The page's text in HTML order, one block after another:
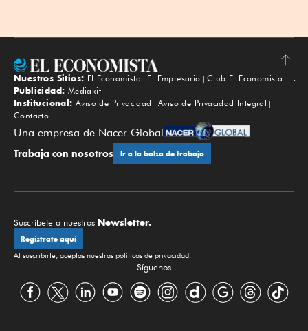
Subir
Nuestros Sitios: El Economista El Empresario
Club El Economista
Publicidad: Mediakit
Institucional: Aviso de Privacidad
Aviso de Privacidad Integral
Contacto
Una empresa de Nacer Global
Trabaja con nosotros Ir a la bolsa de trabajo
Suscríbete a nuestros Newsletter.
Regístrate aquí
Al suscribirte, aceptas nuestras políticas de privacidad.
Síguenos